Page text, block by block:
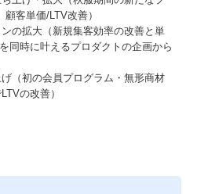
客単価/LTV改善）
の拡大（新規集客効率の改善と単
同時に叶えるプロダクトの企画から
（初の会員プログラム・無形商材
の改善）